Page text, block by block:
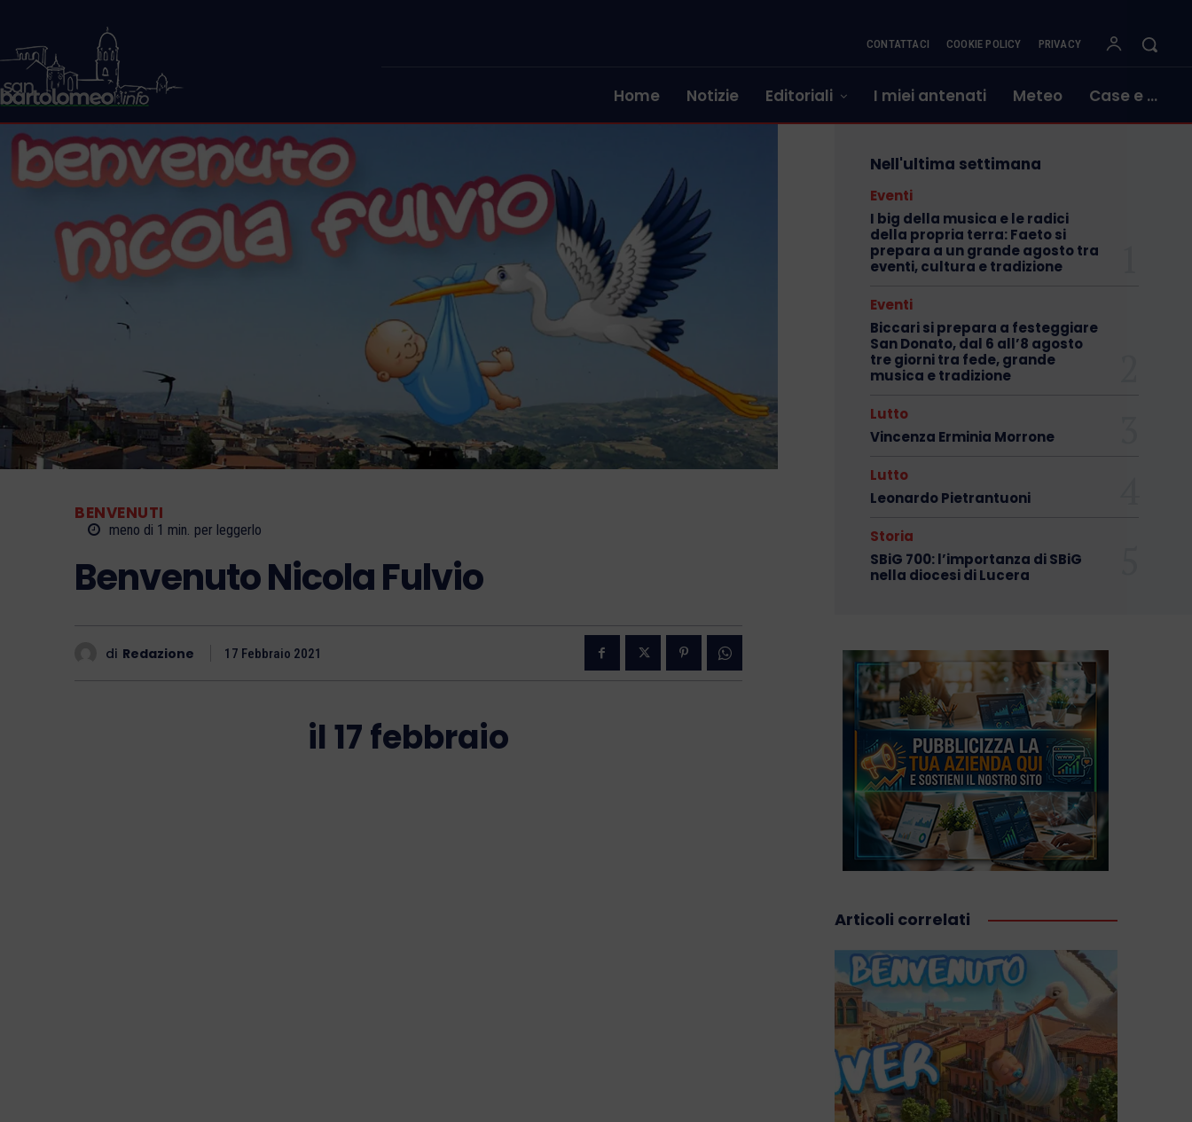
CONTATTACI COOKIE POLICY PRIVACY
Home Notizie Editoriali I miei antenati Meteo Case e …
BENVENUTI
meno di 1 min. per leggerlo
Benvenuto Nicola Fulvio
di Redazione 17 Febbraio 2021
il 17 febbraio
Nell'ultima settimana
Eventi
I big della musica e le radici
della propria terra: Faeto si
prepara a un grande agosto tra
eventi, cultura e tradizione
Eventi
Biccari si prepara a festeggiare
San Donato, dal 6 all’8 agosto
tre giorni tra fede, grande
musica e tradizione
Lutto
Vincenza Erminia Morrone
Lutto
Leonardo Pietrantuoni
Storia
SBiG 700: l’importanza di SBiG
nella diocesi di Lucera
Articoli correlati